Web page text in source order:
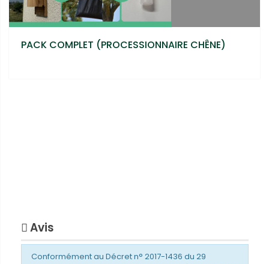
PACK COMPLET (PROCESSIONNAIRE CHÊNE)
Avis
Conformément au Décret n° 2017-1436 du 29